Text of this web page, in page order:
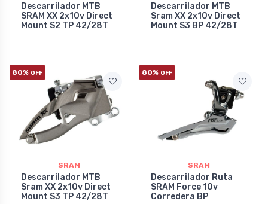
Descarrilador MTB
SRAM XX 2x10v Direct
Mount S2 TP 42/28T
Descarrilador MTB
Sram XX 2x10v Direct
Mount S3 BP 42/28T
80% OFF
SRAM
Descarrilador MTB
Sram XX 2x10v Direct
Mount S3 TP 42/28T
80% OFF
SRAM
Descarrilador Ruta
SRAM Force 10v
Corredera BP